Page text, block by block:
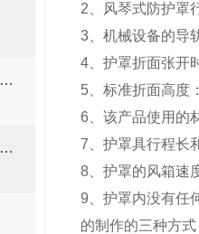
提升设备寿命：导轨防护罩的材料选择与优化
机床排屑机的日常维护从哪些方面入手
2、风琴式防护罩
3、机械设备的导
4、护罩折面张开
5、标准折面高度
6、该产品使用的
7、护罩具行程长
8、护罩的风箱速
9、护罩内没有任
的制作的三种方式